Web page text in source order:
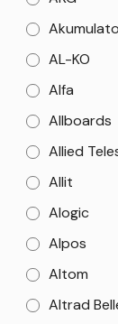
AL-KO
Alfa
Allboards
Allied
Allit
Alogic
Alpos
Altom
Altrad